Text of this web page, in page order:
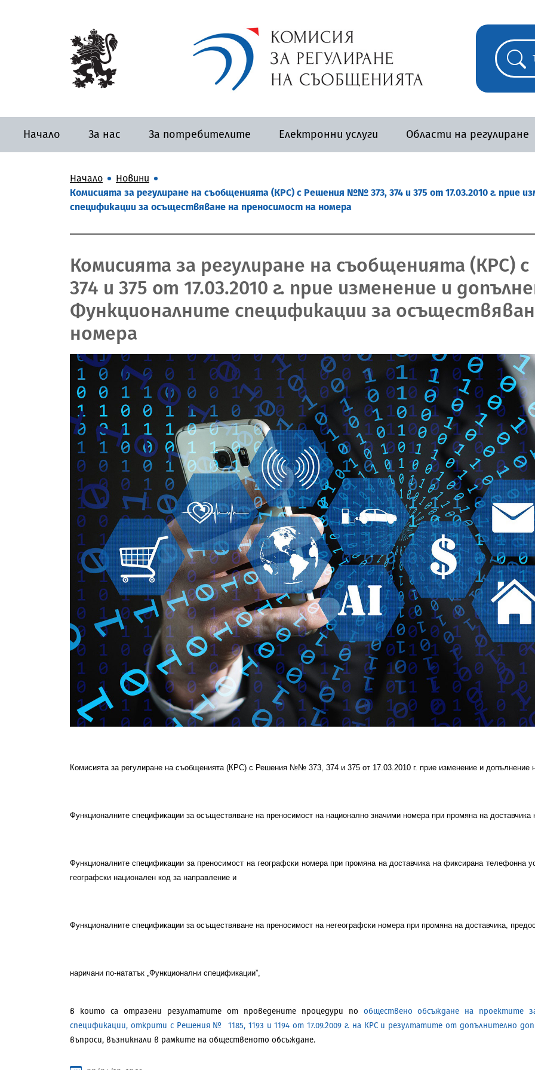
Начало За нас За потребителите Електронни услуги Области на регулиране
Начало
Новини
Комисията за регулиране на съобщенията (КРС) с Решения №№ 373, 374 и 375 от 17.03.2010 г. прие
спецификации за осъществяване на преносимост на номера
Комисията за регулиране на съобщенията
374 и 375 от 17.03.2010 г. прие изменение и
Функционалните спецификации за
номера
Комисията за регулиране на съобщенията (КРС) с Решения №№ 373, 374 и 375 от 17.03.2010 г. прие изменение и допълнение
Функционалните спецификации за осъществяване на преносимост на национално значими номера при промяна на
Функционалните спецификации за преносимост на географски номера при промяна на доставчика на фиксирана телефонна
географски национален код за направление и
Функционалните спецификации за осъществяване на преносимост на негеографски номера при промяна на доставчика,
наричани по-нататък „Функционални спецификации”,
в които са отразени резултатите от проведените процедури по обществено обсъждане на проектите
спецификации, открити с Решения №
1185, 1193 и 1194 от 17.09.2009 г. на КРС и резултатите от допълнително
въпроси, възникнали в рамките на общественото обсъждане.